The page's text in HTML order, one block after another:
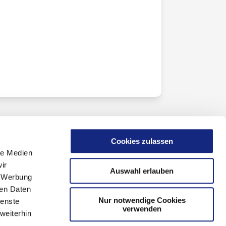
Medien
Daten
Cookies zulassen
Auswahl erlauben
Nur notwendige Cookies
verwenden